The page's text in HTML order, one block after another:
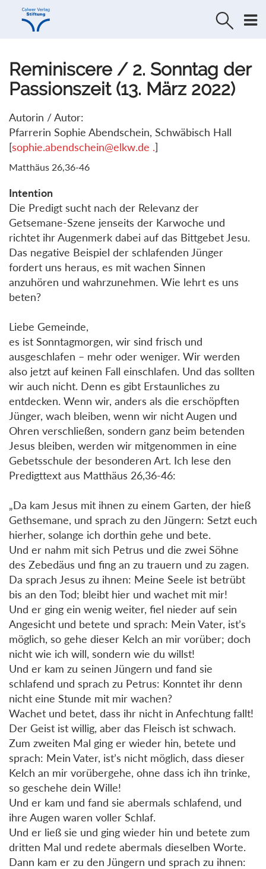
Direkt
Direkt
Reminiscere / 2. Sonntag der
Passionszeit (13. März 2022)
Autorin / Autor:
Pfarrerin Sophie Abendschein, Schwäbisch Hall
[sophie.abendschein@elkw.de .]
Matthäus 26,36-46
Intention
Die Predigt sucht nach der Relevanz der
Getsemane-Szene jenseits der Karwoche und
richtet ihr Augenmerk dabei auf das Bittgebet Jesu.
Das negative Beispiel der schlafenden Jünger
fordert uns heraus, es mit wachen Sinnen
anzuhören und wahrzunehmen. Wie lehrt es uns
beten?
Liebe Gemeinde,
es ist Sonntagmorgen, wir sind frisch und
ausgeschlafen – mehr oder weniger. Wir werden
also jetzt auf keinen Fall einschlafen. Und das sollten
wir auch nicht. Denn es gibt Erstaunliches zu
entdecken. Wenn wir, anders als die erschöpften
Jünger, wach bleiben, wenn wir nicht Augen und
Ohren verschließen, sondern ganz beim betenden
Jesus bleiben, werden wir mitgenommen in eine
Gebetsschule der besonderen Art. Ich lese den
Predigttext aus Matthäus 26,36-46:
„Da kam Jesus mit ihnen zu einem Garten, der hieß
Gethsemane, und sprach zu den Jüngern: Setzt euch
hierher, solange ich dorthin gehe und bete.
Und er nahm mit sich Petrus und die zwei Söhne
des Zebedäus und fing an zu trauern und zu zagen.
Da sprach Jesus zu ihnen: Meine Seele ist betrübt
bis an den Tod; bleibt hier und wachet mit mir!
Und er ging ein wenig weiter, fiel nieder auf sein
Angesicht und betete und sprach: Mein Vater, ist’s
möglich, so gehe dieser Kelch an mir vorüber; doch
nicht wie ich will, sondern wie du willst!
Und er kam zu seinen Jüngern und fand sie
schlafend und sprach zu Petrus: Konntet ihr denn
nicht eine Stunde mit mir wachen?
Wachet und betet, dass ihr nicht in Anfechtung fallt!
Der Geist ist willig, aber das Fleisch ist schwach.
Zum zweiten Mal ging er wieder hin, betete und
sprach: Mein Vater, ist’s nicht möglich, dass dieser
Kelch an mir vorübergehe, ohne dass ich ihn trinke,
so geschehe dein Wille!
Und er kam und fand sie abermals schlafend, und
ihre Augen waren voller Schlaf.
Und er ließ sie und ging wieder hin und betete zum
dritten Mal und redete abermals dieselben Worte.
Dann kam er zu den Jüngern und sprach zu ihnen: